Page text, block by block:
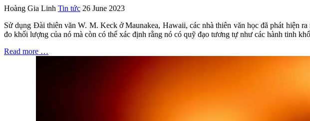
Hoàng Gia Linh Tin tức 26 June 2023
Sử dụng Đài thiên văn W. M. Keck ở Maunakea, Hawaii, các nhà thiên văn học đã phát hiện
đo khối lượng của nó mà còn có thể xác định rằng nó có quỹ đạo tương tự như các hành tinh
Read more …